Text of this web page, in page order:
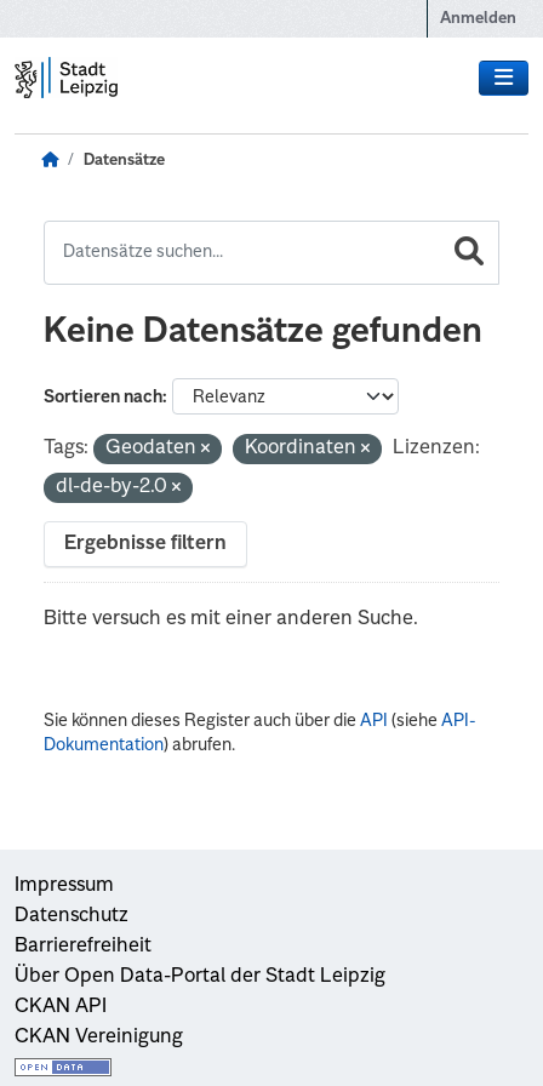
Anmelden
Datensätze
Keine Datensätze gefunden
Sortieren nach
Tags: Geodaten Koordinaten
Lizenzen:
dl-de-by-2.0
Ergebnisse filtern
Bitte versuch es mit einer anderen Suche.
Sie können dieses Register auch über dieAPI (sieheAPI-
Dokumentation) abrufen.
Impressum
Datenschutz
Barrierefreiheit
Über Open Data-Portal der Stadt Leipzig
CKAN API
CKAN Vereinigung